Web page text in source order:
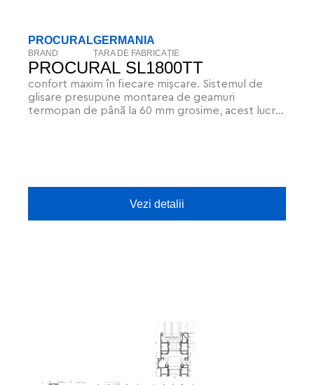
PROCURAL SL1800TT
confort maxim în fiecare mișcare. Sistemul de
glisare presupune montarea de geamuri
termopan de până la 60 mm grosime, acest lucru
PROCURAL
BRAND
GERMANIA
ȚARA DE FABRICAȚIE
Vezi detalii